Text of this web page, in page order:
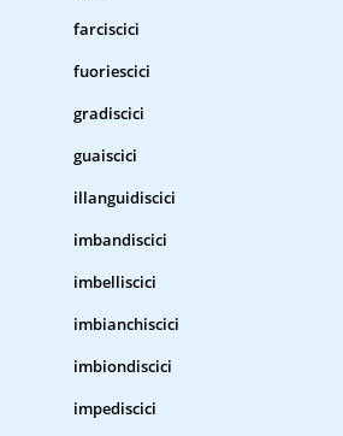
farciscici
fuoriescici
gradiscici
guaiscici
illanguidiscici
imbandiscici
imbelliscici
imbianchiscici
imbiondiscici
impediscici